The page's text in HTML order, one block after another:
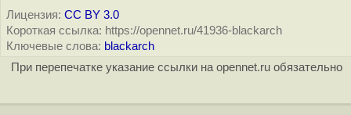
Лицензия: CC BY 3.0
Короткая ссылка: https://opennet.ru/41936-blackarch
Ключевые слова: blackarch
При перепечатке указание ссылки на opennet.ru обязательно